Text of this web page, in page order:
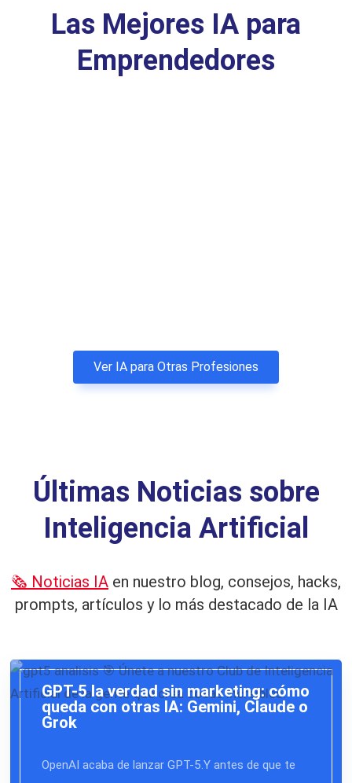
Las Mejores IA para
Emprendedores
Ver IA para Otras Profesiones
Ú ltimas Noticias sobre
Inteligencia Artificial
🗞️ Noticias IA en nuestro blog, consejos, hacks,
prompts, artículos y lo más destacado de la IA
GPT-5 la verdad sin marketing: cómo
queda con otras IA: Gemini, Claude o
Grok
OpenAI acaba de lanzar GPT-5.Y antes de que te